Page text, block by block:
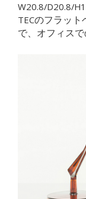
W20.8/D20.8/
TECのフラッ
で、オフィス